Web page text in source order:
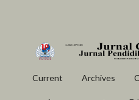
Current Archives